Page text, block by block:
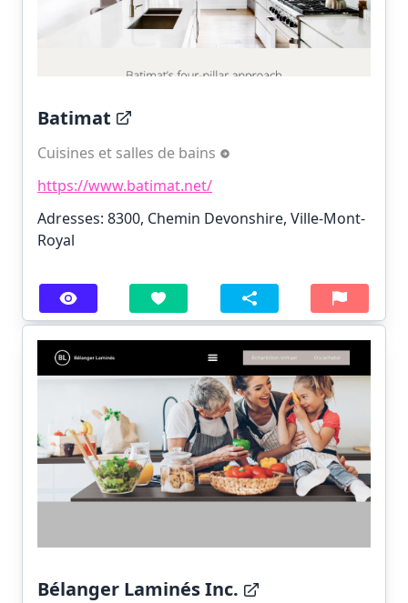
Batimat
Cuisines et salles de bains
https://www.batimat.net/
Adresses: 8300, Chemin Devonshire, Ville-Mont-
Royal
Bélanger Laminés Inc.